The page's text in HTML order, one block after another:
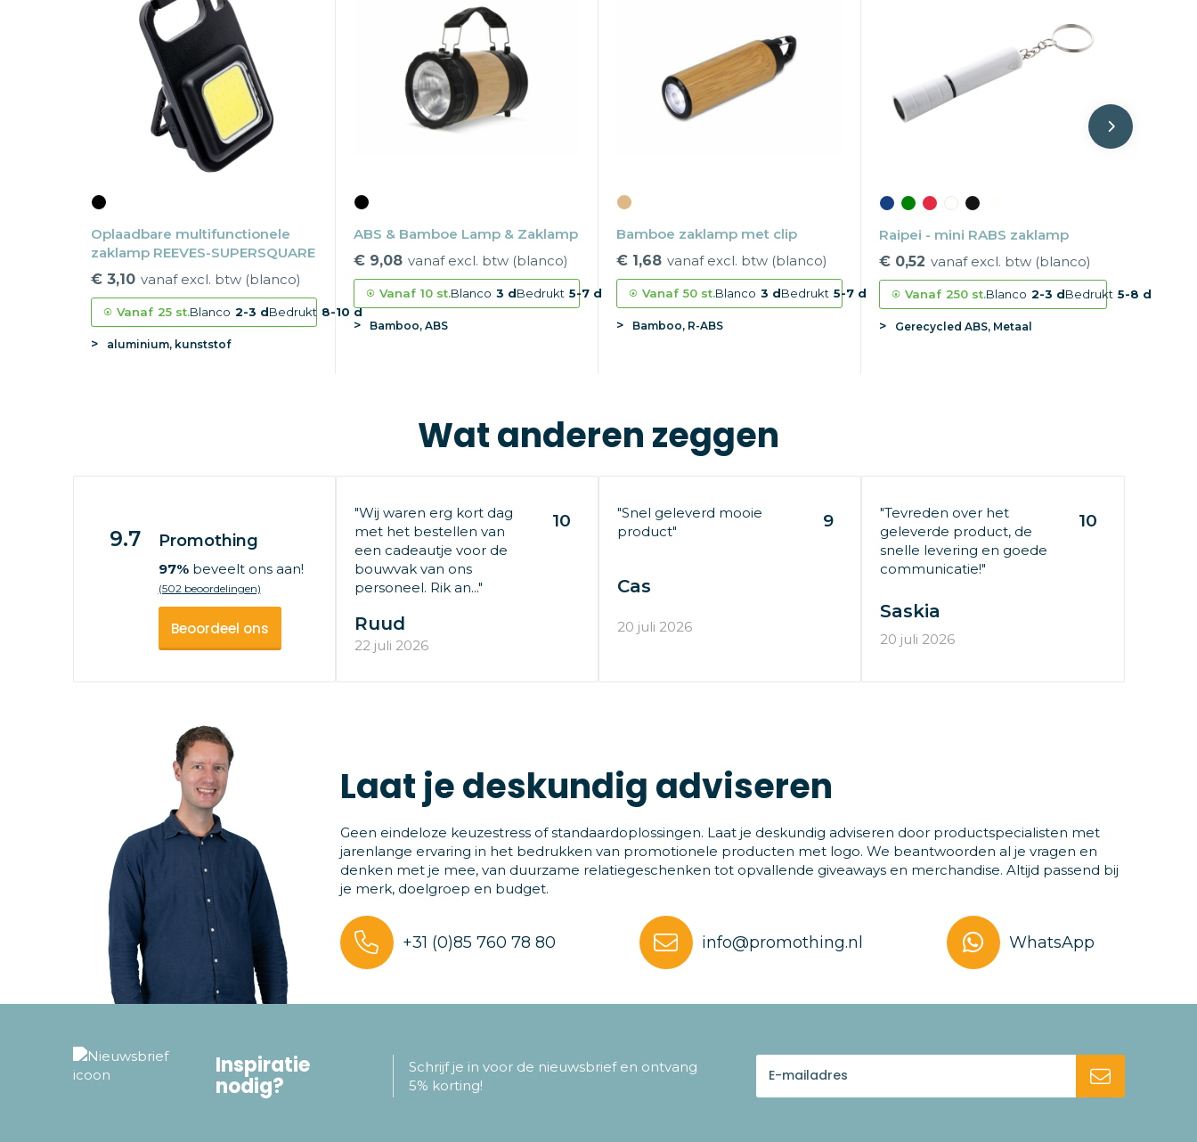
Oplaadbare multifunctionele
zaklamp REEVES-SUPERSQUARE
€ 3,10 vanaf excl. btw (blanco)
Vanaf 25 st.Blanco 2-3 dBedrukt 8-10 d
aluminium, kunststof
ABS & Bamboe Lamp & Zaklamp
€ 9,08 vanaf excl. btw (blanco)
Vanaf 10 st.Blanco 3 dBedrukt 5-7 d
Bamboo, ABS
Bamboe zaklamp met clip
€ 1,68 vanaf excl. btw (blanco)
Vanaf 50 st.Blanco 3 dBedrukt 5-7 d
Bamboo, R-ABS
Raipei - mini RABS zaklamp
€ 0,52 vanaf excl. btw (blanco)
Vanaf 250 st.Blanco 2-3 dBedrukt 5-8 d
Gerecycled ABS, Metaal
Wat anderen zeggen
9.7 Promothing
97%beveelt ons aan!
(502 beoordelingen)
Beoordeel ons
"Wij waren erg kort dag
met het bestellen van
een cadeautje voor de
bouwvak van ons
personeel. Rik an..."
10
Ruud
22 juli 2026
"Snel geleverd mooie
product"
9
Cas
20 juli 2026
"Tevreden over het
geleverde product, de
snelle levering en goede
communicatie!"
10
Saskia
20 juli 2026
Laat je deskundig adviseren
Geen eindeloze keuzestress of standaardoplossingen. Laat je deskundig adviseren door productspecialisten met
jarenlange ervaring in het bedrukken van promotionele producten met logo. We beantwoorden al je vragen en
denken met je mee, van duurzame relatiegeschenken tot opvallende giveaways en merchandise. Altijd passend bij
je merk, doelgroep en budget.
+31 (0)85 760 78 80 info@promothing.nl WhatsApp
Inspiratie
nodig?
Schrijf je in voor de nieuwsbrief en ontvang
5% korting!